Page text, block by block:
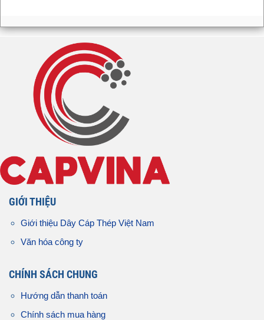
GIỚI THIỆU
Giới thiệu Dây Cáp Thép Việt Nam
Văn hóa công ty
CHÍNH SÁCH CHUNG
Hướng dẫn thanh toán
Chính sách mua hàng